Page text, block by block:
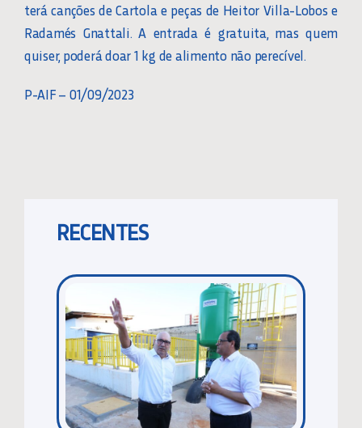
terá canções de Cartola e peças de Heitor Villa-Lobos e
Radamés Gnattali. A entrada é gratuita, mas quem
quiser, poderá doar 1 kg de alimento não perecível.
P-AIF – 01/09/2023
RECENTES